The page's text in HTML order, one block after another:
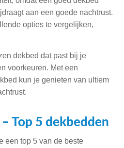
aan een goede nachtrust.
opties te vergelijken,
dekbed dat past bij je
voorkeuren. Met een
kun je genieten van ultiem
Top 5 dekbedden
een top 5 van de beste